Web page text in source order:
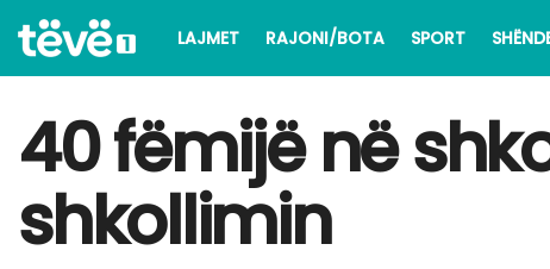
LAJMET RAJONI/BOTA SPORT
40 fëmijë në
shkollimin